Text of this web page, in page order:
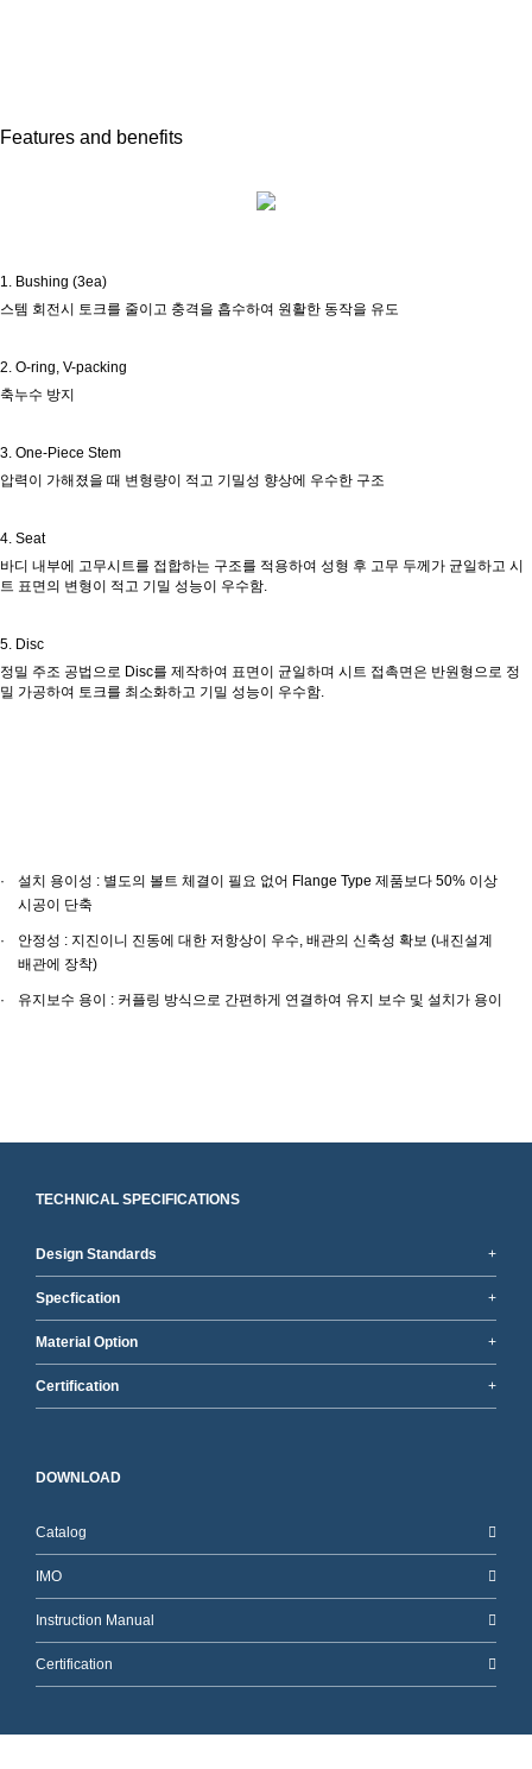
Features and benefits
1. Bushing (3ea)
스템 회전시 토크를 줄이고 충격을 흡수하여 원활한 동작을 유도
2. O-ring, V-packing
축누수 방지
3. One-Piece Stem
압력이 가해졌을 때 변형량이 적고 기밀성 향상에 우수한 구조
4. Seat
바디 내부에 고무시트를 접합하는 구조를 적용하여 성형 후 고무 두께가 균일하고 시
트 표면의 변형이 적고 기밀 성능이 우수함.
5. Disc
정밀 주조 공법으로 Disc를 제작하여 표면이 균일하며 시트 접촉면은 반원형으로 정
밀 가공하여 토크를 최소화하고 기밀 성능이 우수함.
설치 용이성 : 별도의 볼트 체결이 필요 없어 Flange Type 제품보다 50% 이상
시공이 단축
안정성 : 지진이니 진동에 대한 저항상이 우수, 배관의 신축성 확보 (내진설계
배관에 장착)
유지보수 용이 : 커플링 방식으로 간편하게 연결하여 유지 보수 및 설치가 용이
TECHNICAL SPECIFICATIONS
Design Standards
Specfication
Material Option
Certification
DOWNLOAD
Catalog
IMO
Instruction Manual
Certification